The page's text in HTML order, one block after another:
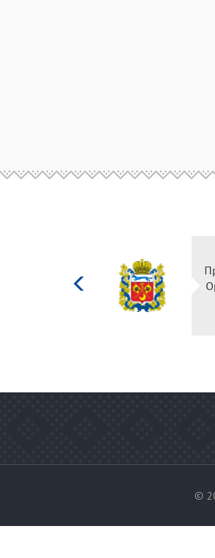
Министерство
культуры
Российской
федерации
©